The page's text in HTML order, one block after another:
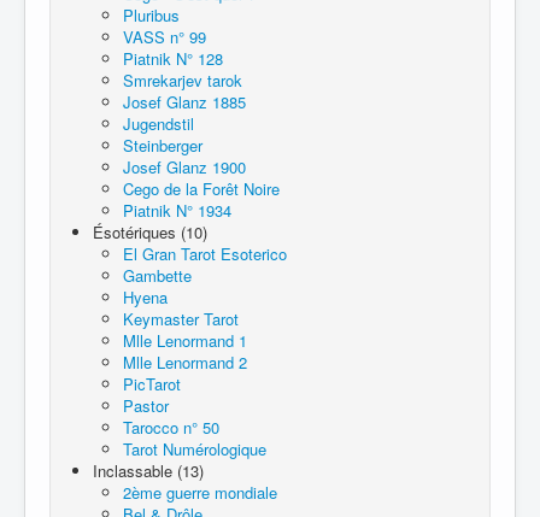
Pluribus
VASS n° 99
Piatnik N° 128
Smrekarjev tarok
Josef Glanz 1885
Jugendstil
Steinberger
Josef Glanz 1900
Cego de la Forêt Noire
Piatnik N° 1934
Ésotériques (10)
El Gran Tarot Esoterico
Gambette
Hyena
Keymaster Tarot
Mlle Lenormand 1
Mlle Lenormand 2
PicTarot
Pastor
Tarocco n° 50
Tarot Numérologique
Inclassable (13)
2ème guerre mondiale